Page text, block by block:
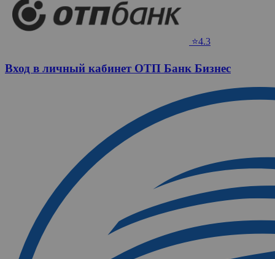
⭐4.3
Вход в личный кабинет ОТП Банк Бизнес